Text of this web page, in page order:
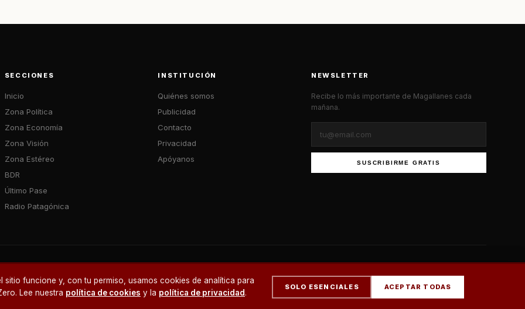
SECCIONES
Inicio
Zona Política
Zona Economía
Zona Visión
Zona Estéreo
BDR
Último Pase
Radio Patagónica
INSTITUCIÓN
Quiénes somos
Publicidad
Contacto
Privacidad
Apóyanos
NEWSLETTER
Recibe lo más importante de Magallanes cada
mañana.
SUSCRIBIRME GRATIS
sitio funcione y, con tu permiso, usamos cookies de analítica para
Lee nuestra política de cookies y la política de privacidad.
SOLO ESENCIALES ACEPTAR TODAS
mañana en tu correo. SUSCRIBIRME ×